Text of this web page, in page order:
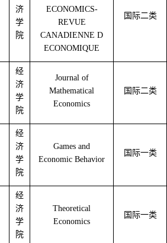
济
学
院
ECONOMICS-
REVUE
CANADIENNE D
ECONOMIQUE
国际二类
经
济
学
院
Journal of
Mathematical
Economics
国际二类
经
济
学
院
Games and
Economic Behavior
国际一类
经
济
学
院
Theoretical
Economics
国际一类